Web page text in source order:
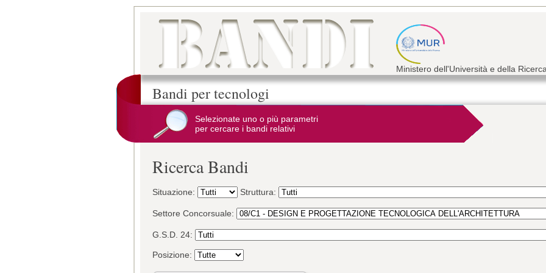
Ministero dell'Università e della
Bandi per tecnologi
Selezionate uno o più parametri
per cercare i bandi relativi
Ricerca Bandi
Situazione: Struttura:
Settore Concorsuale:
G.S.D. 24:
Posizione: